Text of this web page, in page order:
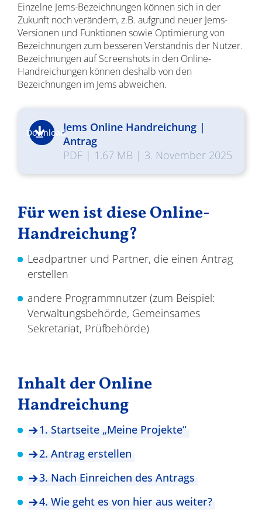
Einzelne Jems-Bezeichnungen können sich in der
Zukunft noch verändern, z.B. aufgrund neuer Jems-
Versionen und Funktionen sowie Optimierung von
Bezeichnungen zum besseren Verständnis der Nutzer.
Bezeichnungen auf Screenshots in den Online-
Handreichungen können deshalb von den
Bezeichnungen im Jems abweichen.
DownloadJems Online Handreichung |
Antrag
PDF| 1.67 MB | 3. November 2025
Für wen ist diese Online-
Handreichung?
Leadpartner und Partner, die einen Antrag
erstellen
andere Programmnutzer (zum Beispiel:
Verwaltungsbehörde, Gemeinsames
Sekretariat, Prüfbehörde)
Inhalt der Online
Handreichung
1. Startseite „Meine Projekte“
2. Antrag erstellen
3. Nach Einreichen des Antrags
4. Wie geht es von hier aus weiter?